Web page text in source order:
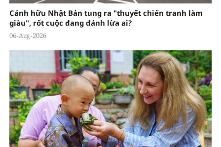
Cánh hữu Nhật Bản tung ra "thuyết chiến tranh làm
giàu", rốt cuộc đang đánh lừa ai?
06-Aug-2026